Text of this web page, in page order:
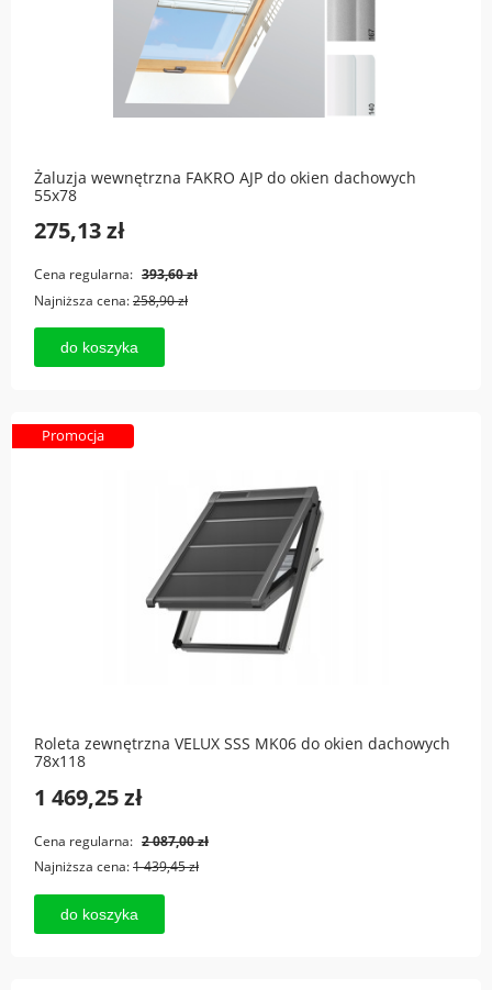
Żaluzja wewnętrzna FAKRO AJP do okien dachowych
55x78
275,13 zł
Cena regularna: 393,60 zł
Najniższa cena:258,90 zł
do koszyka
Roleta zewnętrzna VELUX SSS MK06 do okien dachowych
78x118
1 469,25 zł
Cena regularna: 2 087,00 zł
Najniższa cena:1 439,45 zł
do koszyka
Promocja